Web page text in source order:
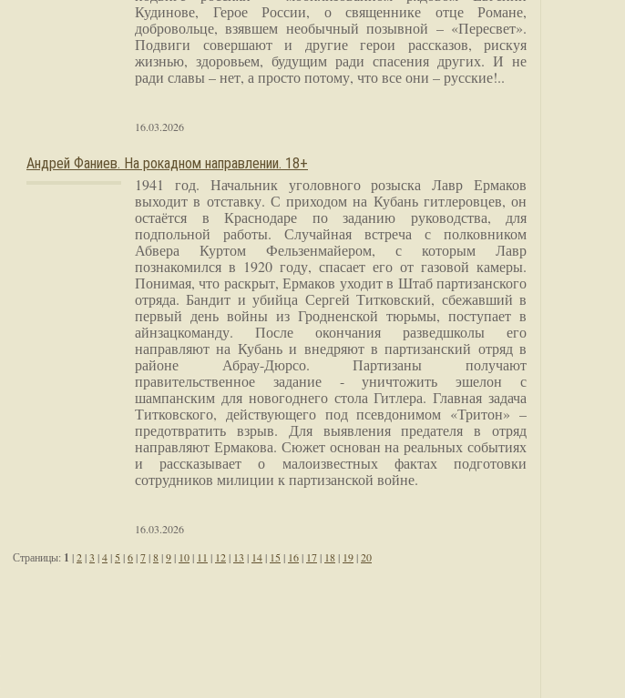
Кудинове, Герое России, о священнике отце Романе,
добровольце, взявшем необычный позывной – «Пересвет».
Подвиги совершают и другие герои рассказов, рискуя
жизнью, здоровьем, будущим ради спасения других. И не
ради славы – нет, а просто потому, что все они – русские!..
16.03.2026
Андрей Фаниев. На рокадном направлении. 18+
1941 год. Начальник уголовного розыска Лавр Ермаков
выходит в отставку. С приходом на Кубань гитлеровцев, он
остаётся в Краснодаре по заданию руководства, для
подпольной работы. Случайная встреча с полковником
Абвера Куртом Фельзенмайером, с которым Лавр
познакомился в 1920 году, спасает его от газовой камеры.
Понимая, что раскрыт, Ермаков уходит в Штаб партизанского
отряда. Бандит и убийца Сергей Титковский, сбежавший в
первый день войны из Гродненской тюрьмы, поступает в
айнзацкоманду. После окончания разведшколы его
направляют на Кубань и внедряют в партизанский отряд в
районе Абрау-Дюрсо. Партизаны получают
правительственное задание - уничтожить эшелон с
шампанским для новогоднего стола Гитлера. Главная задача
Титковского, действующего под псевдонимом «Тритон» –
предотвратить взрыв. Для выявления предателя в отряд
направляют Ермакова. Сюжет основан на реальных событиях
и рассказывает о малоизвестных фактах подготовки
сотрудников милиции к партизанской войне.
16.03.2026
Страницы: 1 |2|3 |4| 5 |6|7|8|9| 10| 11 | 12| 13 | 14| 15 | 16| 17| 18| 19|20